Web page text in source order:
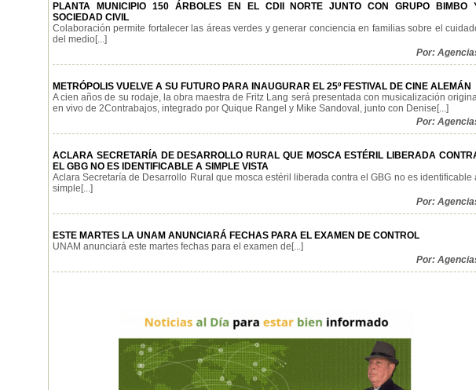
PLANTA MUNICIPIO 150 ÁRBOLES EN EL CDII NORTE JUNTO CON GRUPO BIMBO
SOCIEDAD CIVIL
Colaboración permite fortalecer las áreas verdes y generar conciencia en familias sobre el
del medio[...]
Por:
METRÓPOLIS VUELVE A SU FUTURO PARA INAUGURAR EL 25º FESTIVAL DE CINE ALEMÁN
A cien años de su rodaje, la obra maestra de Fritz Lang será presentada con musicalización
en vivo de 2Contrabajos, integrado por Quique Rangel y Mike Sandoval, junto con Denise[...]
Por:
ACLARA SECRETARÍA DE DESARROLLO RURAL QUE MOSCA ESTÉRIL LIBERADA
EL GBG NO ES IDENTIFICABLE A SIMPLE VISTA
Aclara Secretaría de Desarrollo Rural que mosca estéril liberada contra el GBG no es identificable
simple[...]
Por:
ESTE MARTES LA UNAM ANUNCIARÁ FECHAS PARA EL EXAMEN DE CONTROL
UNAM anunciará este martes fechas para el examen de[...]
Por: